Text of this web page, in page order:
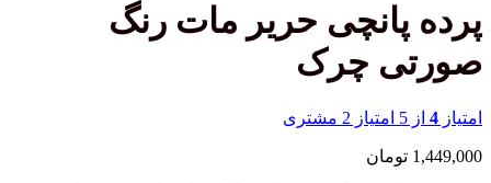
پرده پانچی حریر مات رنگ
صورتی چرک
امتیاز از 5 امتیاز مشتری
1,449,000 تومان